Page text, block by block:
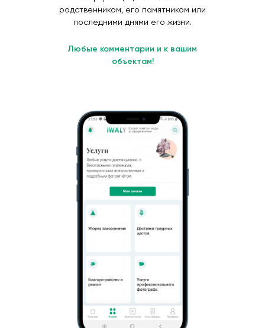
родственником, его памятником или
последними днями его жизни.
Любые комментарии и к вашим
объектам!